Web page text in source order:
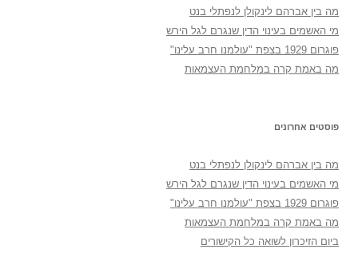
מה בין אברהם לינקולן לנפתלי בנט
מי האשמים בעינוי הדין שנגרם לגל הירש
פוגרום 1929 בצפת "עולמנו חרב עלינו"
מה באמת קרה במלחמת העצמאות
פוסטים אחרונים
מה בין אברהם לינקולן לנפתלי בנט
מי האשמים בעינוי הדין שנגרם לגל הירש
פוגרום 1929 בצפת "עולמנו חרב עלינו"
מה באמת קרה במלחמת העצמאות
ביום הזיכרון לשואה כל הקישורים